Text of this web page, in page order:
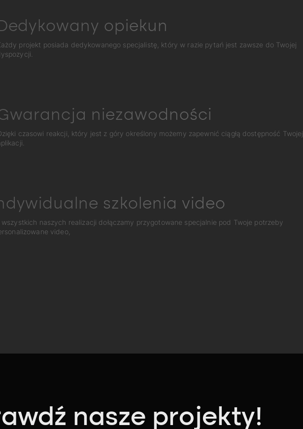
opiekun
projekt posiada dedykowanego specjalistę, który w razie pytań jest zawsze do Twojej
niezawodności
czasowi reakcji, który jest z góry określony możemy zapewnić ciągłą dostępność Twojej
szkolenia video
wszystkich naszych realizacji dołączamy przygotowane specjalnie pod Twoje potrzeby
video,
nasze projekty!